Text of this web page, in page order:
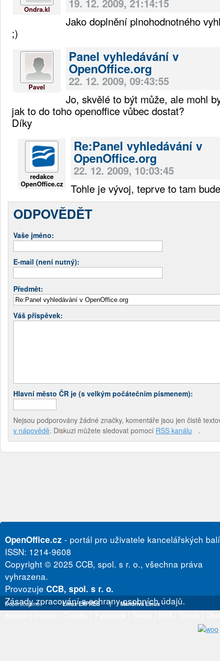
Ondra.kl 19. 12. 2009, 21:14:15
Jako doplnění plnohodnotného
;)
Pavel
Panel vyhledávání v
OpenOffice.org
22. 12. 2009, 09:43:55
Jo, skvělé to být může, ale mohl
jak to do toho openoffice vůbec dostat?
Díky
redakce
OpenOffice.cz
Re:Panel vyhledávání v
OpenOffice.org
22. 12. 2009, 10:03:45
Tohle je vývoj, teprve to tam
ODPOVĚDĚT
Vaše jméno:
E-mail (není nutný):
Předmět:
Váš příspěvek:
Hlavní město ČR je (s velkým počátečním písmenem):
Nejsou podporovány žádné značky, komentáře jsou jen čistě
v nápovědě. Diskuzi můžete sledovat pomocí RSS kanálu .
OpenOffice.cz - portál pro uživatele kancelářských
ISSN: 1214-9608
Copyright © 2025 CCB, spol. s r. o., všechna práva
vyhrazena.
Provozuje CCB, spol. s r. o.
Zásady zpracování a ochrany osobních údajů.
Doporučujeme Linux EXPRES | Mandriva Linux